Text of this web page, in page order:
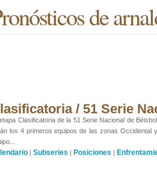
de
/ 51 Serie
Clasificatoria de la 51 Serie Nacional de
los 4 primeros equipos de las zonas Occidental
| Subseries | Posiciones |